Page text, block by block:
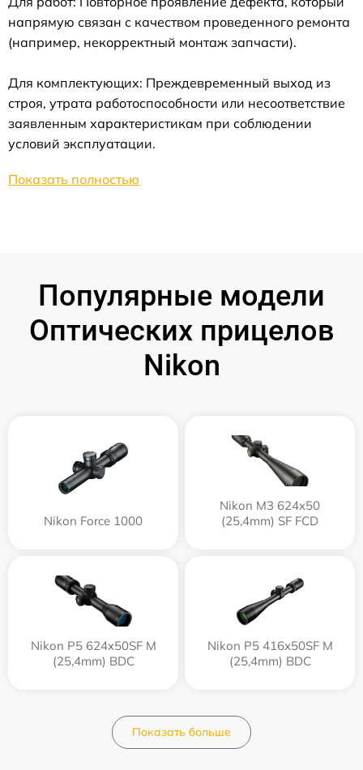
напрямую связан с качеством проведенного ремонта
(например, некорректный монтаж запчасти).
Для комплектующих: Преждевременный выход из
строя, утрата работоспособности или несоответствие
заявленным характеристикам при соблюдении
условий эксплуатации.
Показать полностью
Популярные модели
Оптических прицелов
Nikon
Nikon Force 1000
Nikon M3 624x50
(25,4mm) SF FCD
Nikon P5 624x50SF M
(25,4mm) BDC
Nikon P5 416x50SF M
(25,4mm) BDC
Показать больше